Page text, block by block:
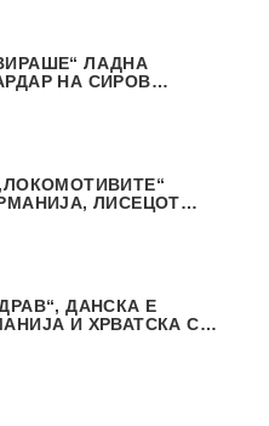
ЛАДНА
НА СИРОВ
ЛИСЕЦОТ
ДАНСКА Е
И ХРВАТСКА СЕ